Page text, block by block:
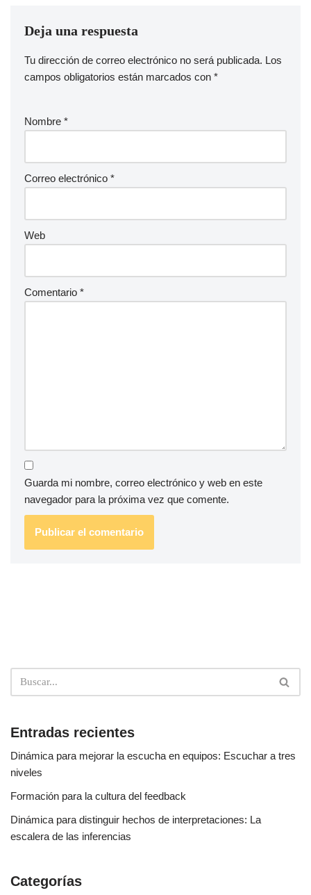
Deja una respuesta
Tu dirección de correo electrónico no será publicada. Los
campos obligatorios están marcados con *
Nombre *
Correo electrónico *
Web
Comentario *
Guarda mi nombre, correo electrónico y web en este
navegador para la próxima vez que comente.
Entradas recientes
Dinámica para mejorar la escucha en equipos: Escuchar a tres
niveles
Formación para la cultura del feedback
Dinámica para distinguir hechos de interpretaciones: La
escalera de las inferencias
Categorías